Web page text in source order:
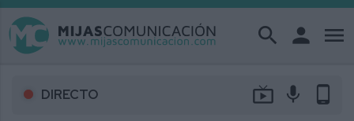
search person menu
DIRECTO live_tv mic phone_android